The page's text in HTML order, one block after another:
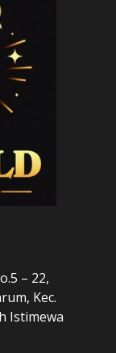
– 22,
Kec.
Istimewa